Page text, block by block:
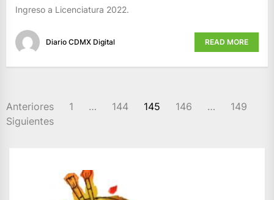
Ingreso a Licenciatura 2022.
Diario CDMX Digital READ MORE
PAGINACIÓN
DE
Anteriores 1 … 144 145 146 …
149
Siguientes